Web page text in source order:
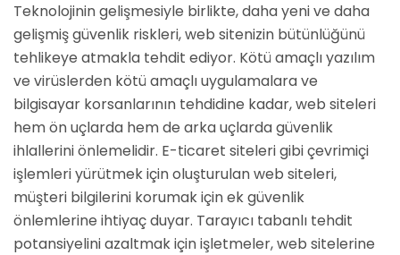
Teknolojinin gelişmesiyle birlikte, daha yeni ve daha
gelişmiş güvenlik riskleri, web sitenizin bütünlüğünü
tehlikeye atmakla tehdit ediyor. Kötü amaçlı yazılım
ve virüslerden kötü amaçlı uygulamalara ve
bilgisayar korsanlarının tehdidine kadar, web siteleri
hem ön uçlarda hem de arka uçlarda güvenlik
ihlallerini önlemelidir. E-ticaret siteleri gibi çevrimiçi
işlemleri yürütmek için oluşturulan web siteleri,
müşteri bilgilerini korumak için ek güvenlik
önlemlerine ihtiyaç duyar. Tarayıcı tabanlı tehdit
potansiyelini azaltmak için işletmeler, web sitelerine